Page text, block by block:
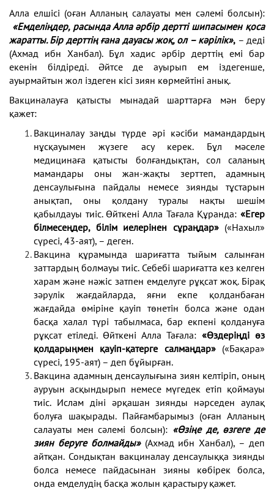
Алла елшісі (оған Алланың салауаты мен сәлемі болсын):
«Емделіңдер, расында Алла әрбір дертті шипасымен қоса
жаратты. Бір дерттің ғана дауасы жоқ, ол – кәрілік», – деді
(Ахмад ибн Ханбал). Бұл хадис әрбір дерттің емі бар
екенін білдіреді. Әйтсе де ауырып ем іздегенше,
ауырмайтын жол іздеген кісі зиян көрмейтіні анық.
Вакциналауға қатысты мынадай шарттарға мән беру
қажет:
Вакциналау заңды түрде әрі кәсіби мамандардың
нұсқауымен жүзеге асу керек. Бұл мәселе
медицинаға қатысты болғандықтан, сол саланың
мамандары оны жан-жақты зерттеп, адамның
денсаулығына пайдалы немесе зиянды тұстарын
анықтап, оны қолдану туралы нақты шешім
қабылдауы тиіс. Өйткені Алла Тағала Құранда: «Егер
білмесеңдер, білім иелерінен сұраңдар»(«Нахыл»
сүресі, 43-аят), – деген.
Вакцина құрамында шариғатта тыйым салынған
заттардың болмауы тиіс. Себебі шариғатта кез келген
харам және нәжіс затпен емделуге рұқсат жоқ. Бірақ
зәрулік жағдайларда, яғни екпе қолданбаған
жағдайда өміріне қауіп төнетін болса және одан
басқа халал түрі табылмаса, бар екпені қолдануға
рұқсат етіледі. Өйткені Алла Тағала:«Өздеріңді өз
қолдарыңмен қауіп-қатерге салмаңдар»(«Бақара»
сүресі, 195-аят) – деп бұйырған.
Вакцина адамның денсаулығына зиян келтіріп, оның
ауруын асқындырып немесе мүгедек етіп қоймауы
тиіс. Ислам діні әрқашан зиянды нәрседен аулақ
болуға шақырады. Пайғамбарымыз (оған Алланың
салауаты мен сәлемі болсын): «Өзіңе де, өзгеге де
зиян беруге болмайды»(Ахмад ибн Ханбал), – деп
айтқан. Сондықтан вакциналау денсаулыққа зиянды
болса немесе пайдасынан зияны көбірек болса,
онда емделудің басқа жолын қарастыру қажет.